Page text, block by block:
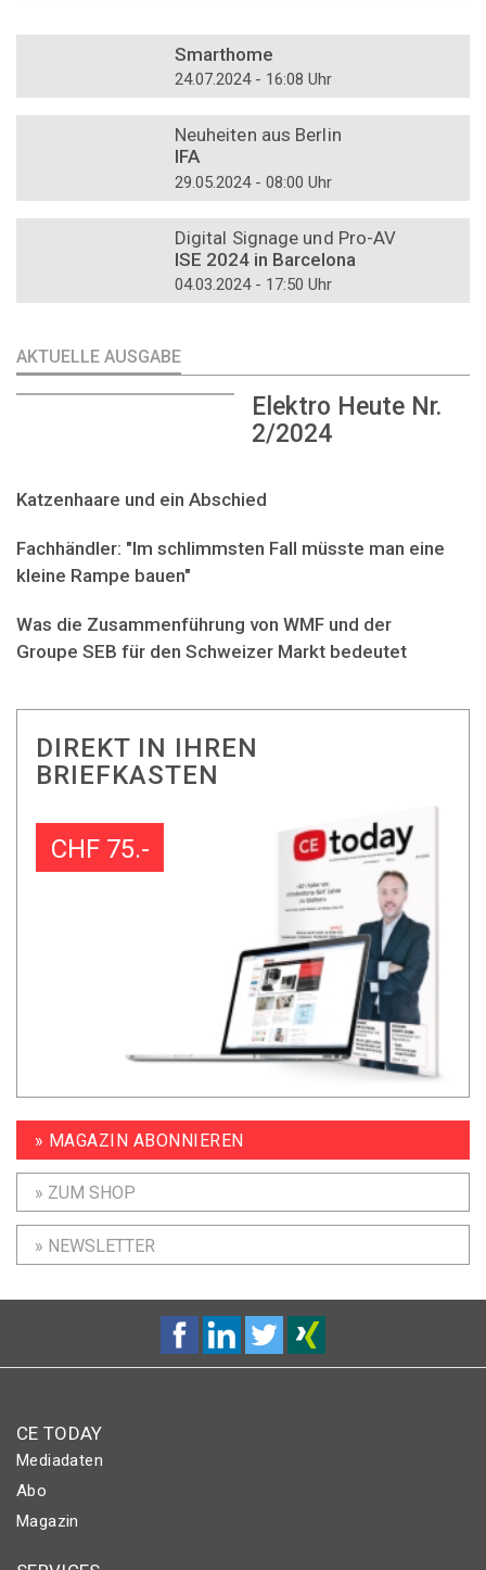
Smarthome
24.07.2024 - 16:08 Uhr
Neuheiten aus Berlin
IFA
29.05.2024 - 08:00 Uhr
Digital Signage und Pro-AV
ISE 2024 in Barcelona
04.03.2024 - 17:50 Uhr
AKTUELLE AUSGABE
Elektro Heute Nr.
2/2024
Katzenhaare und ein Abschied
Fachhändler: "Im schlimmsten Fall müsste man eine
kleine Rampe bauen"
Was die Zusammenführung von WMF und der
Groupe SEB für den Schweizer Markt bedeutet
DIREKT IN IHREN
BRIEFKASTEN
CHF 75.-
» MAGAZIN ABONNIEREN
» ZUM SHOP
» NEWSLETTER
CE TODAY
Mediadaten
Abo
Magazin